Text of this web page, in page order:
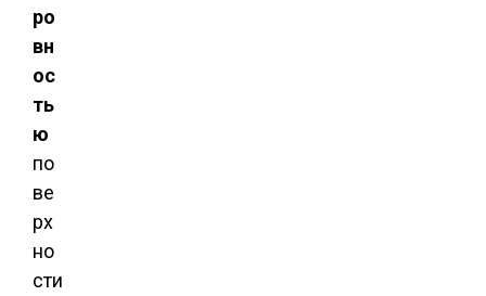
ро
вн
ос
ть
ю
по
ве
рх
но
сти